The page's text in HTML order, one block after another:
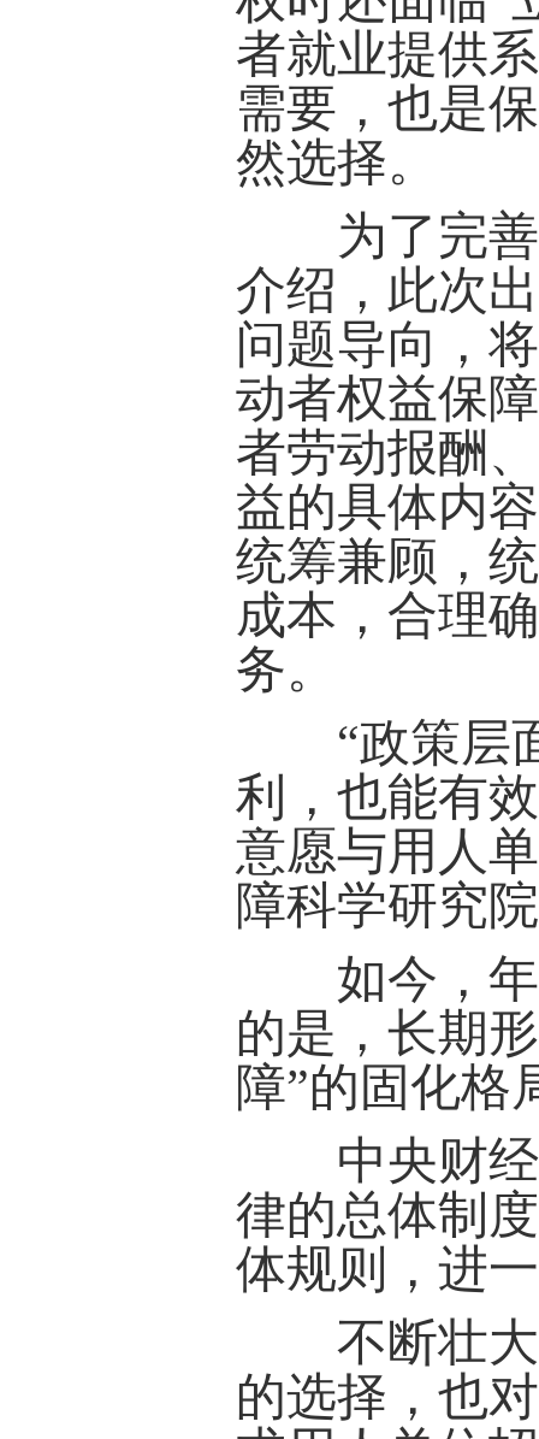
者就业提供
需要，也是
然选择。
为了完善
介绍，此次
问题导向，
动者权益保
者劳动报酬
益的具体内
统筹兼顾，
成本，合理
务。
“政策层面
利，也能有
意愿与用人
障科学研究
如今，年
的是，长期
障”的固化格
中央财经
律的总体制
体规则，进
不断壮大
的选择，也